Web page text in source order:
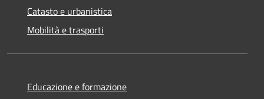
Catasto e urbanistica
Mobilità e trasporti
Educazione e formazione